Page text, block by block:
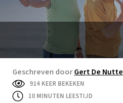
Geschreven doorGert De Nutte
914 KEER BEKEKEN
10 MINUTEN LEESTIJD